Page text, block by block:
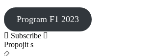
Program F1 2023
Subscribe
Propojit s